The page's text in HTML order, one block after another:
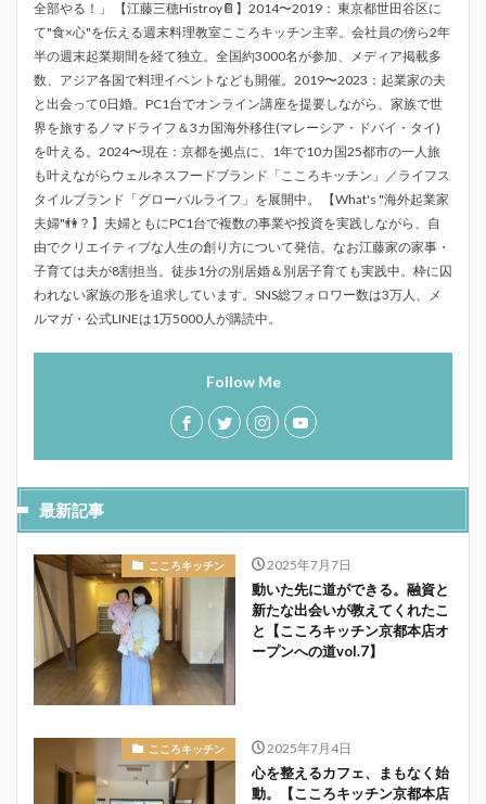
全部やる！」 【江藤三穂Histroy📔】2014〜2019： 東京都世田谷区に
て"食×心"を伝える週末料理教室こころキッチン主宰。会社員の傍ら2年
半の週末起業期間を経て独立。全国約3000名が参加、メディア掲載多
数、アジア各国で料理イベントなども開催。2019〜2023：起業家の夫
と出会って0日婚。PC1台でオンライン講座を提要しながら、家族で世
界を旅するノマドライフ＆3カ国海外移住(マレーシア・ドバイ・タイ)
を叶える。2024〜現在：京都を拠点に、1年で10カ国25都市の一人旅
も叶えながらウェルネスフードブランド「こころキッチン」／ライフス
タイルブランド「グローバルライフ」を展開中。 【What's "海外起業家
夫婦"👫？】夫婦ともにPC1台で複数の事業や投資を実践しながら、自
由でクリエイティブな人生の創り方について発信。なお江藤家の家事・
子育ては夫が8割担当。徒歩1分の別居婚＆別居子育ても実践中。枠に囚
われない家族の形を追求しています。SNS総フォロワー数は3万人、メ
ルマガ・公式LINEは1万5000人が購読中。
Follow Me
最新記事
こころキッチン 2025年7月7日
動いた先に道ができる。融資と
新たな出会いが教えてくれたこ
と【こころキッチン京都本店オ
ープンへの道vol.7】
こころキッチン 2025年7月4日
心を整えるカフェ、まもなく始
動。【こころキッチン京都本店